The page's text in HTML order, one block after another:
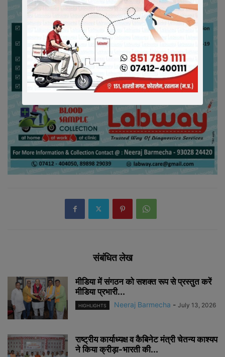
संबंधित लेख
मीडिया में संगठन को सशक्त रूप से प्रस्तुत करें
मीडिया प्रभारी...
HIGHLIGHTS Neeraj Barmecha - July 13, 2026
राष्ट्रीय कार्याध्यक्ष व कैबिनेट मंत्री चेतन्य काश्यप
ने किया क्रीड़ा-भारती की...